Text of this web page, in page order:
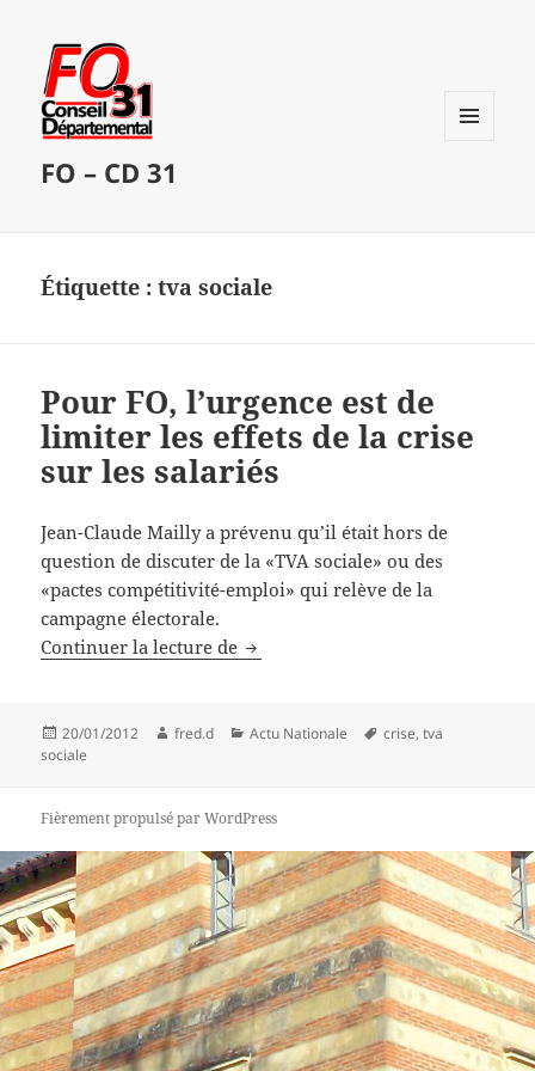
FO – CD 31
Étiquette :tva sociale
Pour FO, l’urgence est de
limiter les effets de la crise
sur les salariés
Jean-Claude Mailly a prévenu qu’il était hors de
question de discuter de la «TVA sociale» ou des
«pactes compétitivité-emploi» qui relève de la
campagne électorale.
Continuer la lecture de Pour FO, l’urgence est de limiter
Publié
le
20/01/2012 Auteur
fred.d Catégories
Actu Nationale
Mots-
crise,tva
sociale
Fièrement propulsé par WordPress